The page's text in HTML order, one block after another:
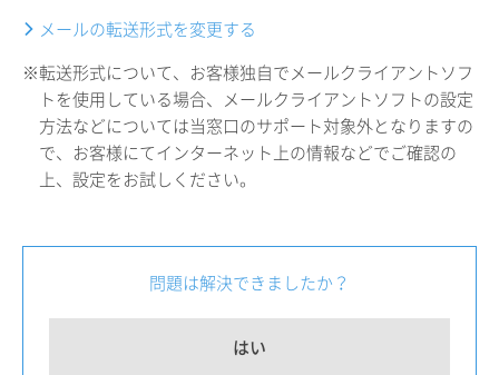
メールの転送形式を変更する
※転送形式について、お客様独自でメールクライアントソフ
トを使用している場合、メールクライアントソフトの設定
方法などについては当窓口のサポート対象外となりますの
で、お客様にてインターネット上の情報などでご確認の
上、設定をお試しください。
問題は解決できましたか？
はい